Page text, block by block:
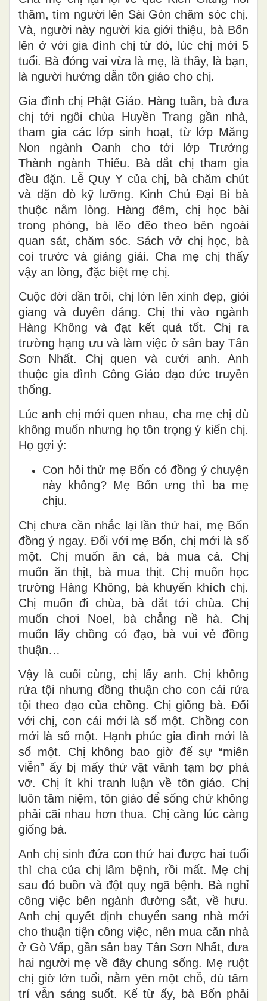
thăm, tìm người lên Sài Gòn chăm sóc chị.
Và, người này người kia giới thiệu, bà Bốn
lên ở với gia đình chị từ đó, lúc chị mới 5
tuổi. Bà đóng vai vừa là mẹ, là thầy, là bạn,
là người hướng dẫn tôn giáo cho chị.
Gia đình chị Phật Giáo. Hàng tuần, bà đưa
chị tới ngôi chùa Huyền Trang gần nhà,
tham gia các lớp sinh hoạt, từ lớp Măng
Non ngành Oanh cho tới lớp Trưởng
Thành ngành Thiếu. Bà dắt chị tham gia
đều đặn. Lễ Quy Y của chị, bà chăm chút
và dặn dò kỹ lưỡng. Kinh Chú Đại Bi bà
thuộc nằm lòng. Hàng đêm, chị học bài
trong phòng, bà lẽo đẽo theo bên ngoài
quan sát, chăm sóc. Sách vở chị học, bà
coi trước và giảng giải. Cha mẹ chị thấy
vậy an lòng, đặc biệt mẹ chị.
Cuộc đời dần trôi, chị lớn lên xinh đẹp, giỏi
giang và duyên dáng. Chị thi vào ngành
Hàng Không và đạt kết quả tốt. Chị ra
trường hạng ưu và làm việc ở sân bay Tân
Sơn Nhất. Chị quen và cưới anh. Anh
thuộc gia đình Công Giáo đạo đức truyền
thống.
Lúc anh chị mới quen nhau, cha mẹ chị dù
không muốn nhưng họ tôn trọng ý kiến chị.
Họ gợi ý:
Con hỏi thử mẹ Bốn có đồng ý chuyện
này không? Mẹ Bốn ưng thì ba mẹ
chịu.
Chị chưa cần nhắc lại lần thứ hai, mẹ Bốn
đồng ý ngay. Đối với mẹ Bốn, chị mới là số
một. Chị muốn ăn cá, bà mua cá. Chị
muốn ăn thịt, bà mua thịt. Chị muốn học
trường Hàng Không, bà khuyến khích chị.
Chị muốn đi chùa, bà dắt tới chùa. Chị
muốn chơi Noel, bà chẳng nề hà. Chị
muốn lấy chồng có đạo, bà vui vẻ đồng
thuận…
Vậy là cuối cùng, chị lấy anh. Chị không
rửa tội nhưng đồng thuận cho con cái rửa
tội theo đạo của chồng. Chị giống bà. Đối
với chị, con cái mới là số một. Chồng con
mới là số một. Hạnh phúc gia đình mới là
số một. Chị không bao giờ để sự “miên
viễn” ấy bị mấy thứ vặt vãnh tạm bợ phá
vỡ. Chị ít khi tranh luận về tôn giáo. Chị
luôn tâm niệm, tôn giáo để sống chứ không
phải cãi nhau hơn thua. Chị càng lúc càng
giống bà.
Anh chị sinh đứa con thứ hai được hai tuổi
thì cha của chị lâm bệnh, rồi mất. Mẹ chị
sau đó buồn và đột quỵ ngã bệnh. Bà nghỉ
công việc bên ngành đường sắt, về hưu.
Anh chị quyết định chuyển sang nhà mới
cho thuận tiện công việc, nên mua căn nhà
ở Gò Vấp, gần sân bay Tân Sơn Nhất, đưa
hai người mẹ về đây chung sống. Mẹ ruột
chị giờ lớn tuổi, nằm yên một chỗ, dù tâm
trí vẫn sáng suốt. Kể từ ấy, bà Bốn phải